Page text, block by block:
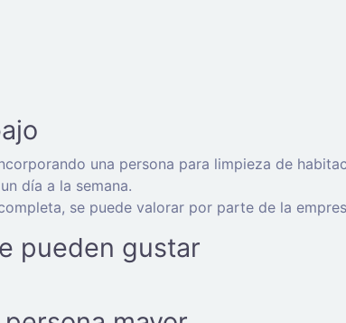
una persona para limpieza de
día a la semana.
se puede valorar por parte de la
pueden gustar